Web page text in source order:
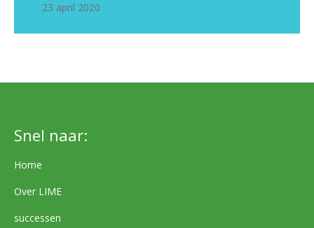
23 april 2020
Snel naar:
Home
Over LIME
successen